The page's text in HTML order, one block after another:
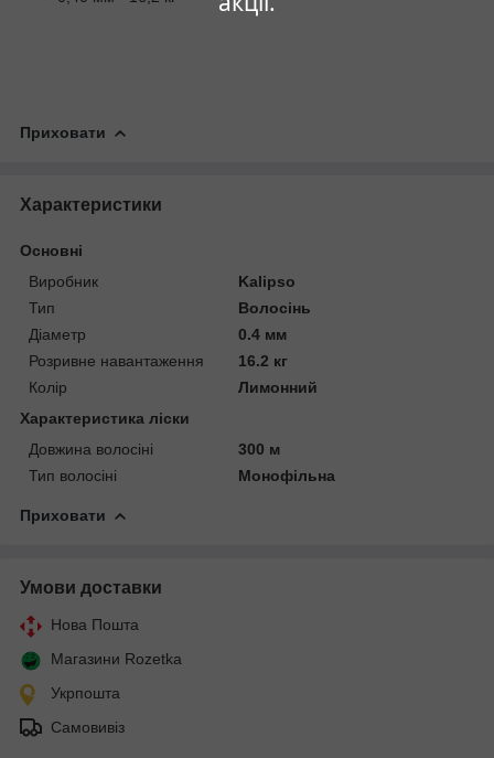
Приховати
Характеристики
Основні
Виробник
Kalipso
Тип
Волосінь
Діаметр
0.4 мм
Розривне навантаження
16.2 кг
Колір
Лимонний
Характеристика ліски
Довжина волосіні
300 м
Тип волосіні
Монофільна
Приховати
Умови доставки
Нова Пошта
Магазини Rozetka
Укрпошта
Самовивіз